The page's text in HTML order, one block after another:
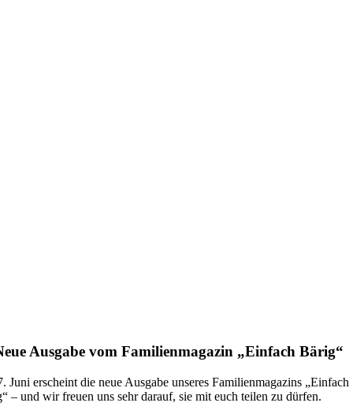
Ausgabe vom Familienmagazin „Einfach Bärig“
Juni erscheint die neue Ausgabe unseres Familienmagazins „Einfach
– und wir freuen uns sehr darauf, sie mit euch teilen zu dürfen.